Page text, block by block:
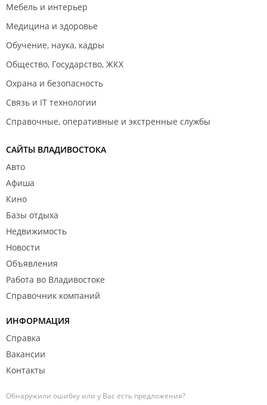
Мебель и интерьер
Медицина и здоровье
Обучение, наука, кадры
Общество, Государство, ЖКХ
Охрана и безопасность
Связь и IT технологии
Справочные, оперативные и экстренные службы
САЙТЫ ВЛАДИВОСТОКА
Авто
Афиша
Кино
Базы отдыха
Недвижимость
Новости
Объявления
Работа во Владивостоке
Справочник компаний
ИНФОРМАЦИЯ
Справка
Вакансии
Контакты
Обнаружили ошибку или у Вас есть предложения?